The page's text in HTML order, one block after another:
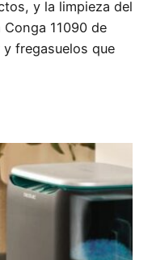
y la limpieza del
11090 de
fregasuelos que